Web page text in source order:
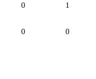
0 1
0 0